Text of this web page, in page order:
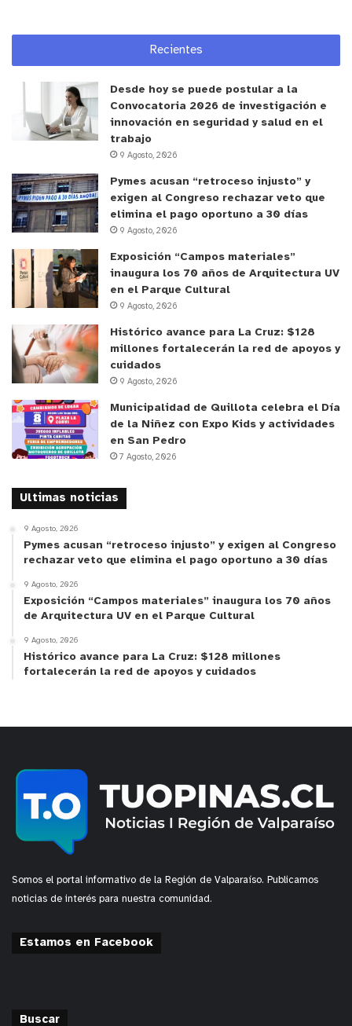
Recientes
Desde hoy se puede postular a la
Convocatoria 2026 de investigación e
innovación en seguridad y salud en el
trabajo
9 Agosto, 2026
Pymes acusan “retroceso injusto” y
exigen al Congreso rechazar veto que
elimina el pago oportuno a 30 días
9 Agosto, 2026
Exposición “Campos materiales”
inaugura los 70 años de Arquitectura UV
en el Parque Cultural
9 Agosto, 2026
Histórico avance para La Cruz: $128
millones fortalecerán la red de apoyos y
cuidados
9 Agosto, 2026
Municipalidad de Quillota celebra el Día
de la Niñez con Expo Kids y actividades
en San Pedro
7 Agosto, 2026
Ultimas noticias
9 Agosto, 2026
Pymes acusan “retroceso injusto” y exigen al Congreso
rechazar veto que elimina el pago oportuno a 30 días
9 Agosto, 2026
Exposición “Campos materiales” inaugura los 70 años
de Arquitectura UV en el Parque Cultural
9 Agosto, 2026
Histórico avance para La Cruz: $128 millones
fortalecerán la red de apoyos y cuidados
Somos el portal informativo de la Región de Valparaíso. Publicamos
noticias de interés para nuestra comunidad.
Estamos en Facebook
Buscar